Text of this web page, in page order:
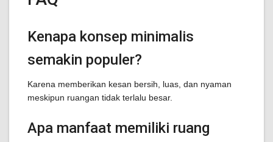
Kenapa konsep minimalis
semakin populer?
Karena memberikan kesan bersih, luas, dan nyaman
meskipun ruangan tidak terlalu besar.
Apa manfaat memiliki ruang